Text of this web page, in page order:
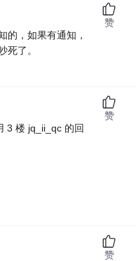
的，如果有通知，
死了。
赞
3 楼 jq_ii_qc 的回
赞
赞